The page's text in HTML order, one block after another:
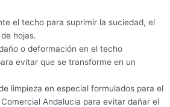
el techo para suprimir la suciedad, el
hojas.
o deformación en el techo
evitar que se transforme en un
limpieza en especial formulados para el
Andalucia para evitar dañar el